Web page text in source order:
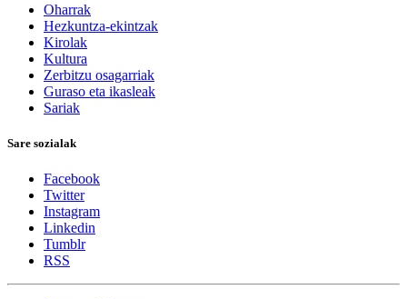
Oharrak
Hezkuntza-ekintzak
Kirolak
Kultura
Zerbitzu osagarriak
Guraso eta ikasleak
Sariak
Sare sozialak
Facebook
Twitter
Instagram
Linkedin
Tumblr
RSS